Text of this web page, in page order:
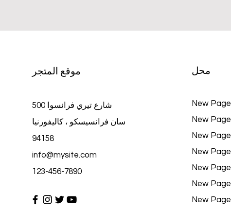
موقع المتجر
500 شارع تيري فرانسوا
سان فرانسيسكو ، كاليفورنيا
94158
info@mysite.com
123-456-7890
محل
New Page
New Page
New Page
New Page
New Page
New Page
New Page